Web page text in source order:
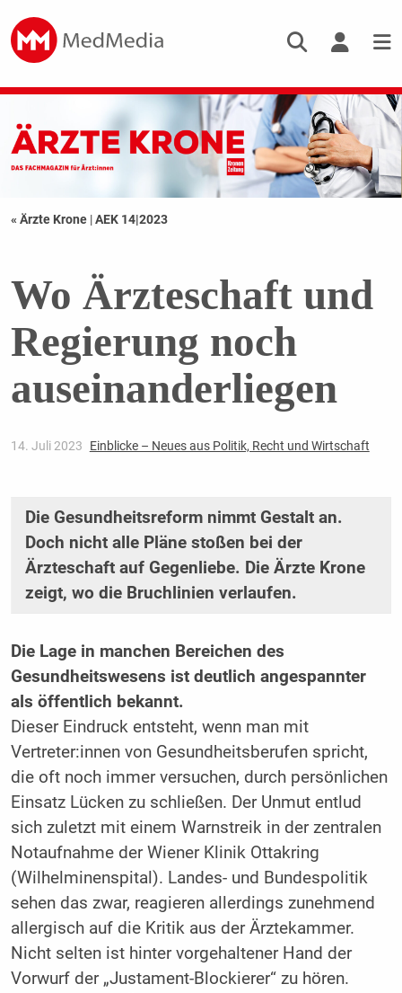
« Ärzte Krone |AEK 14|2023
Wo Ärzteschaft und
Regierung noch
auseinanderliegen
14. Juli 2023 Einblicke – Neues aus Politik, Recht und Wirtschaft
Die Gesundheitsreform nimmt Gestalt an.
Doch nicht alle Pläne stoßen bei der
Ärzteschaft auf Gegenliebe. Die Ärzte Krone
zeigt, wo die Bruchlinien verlaufen.
Die Lage in manchen Bereichen des
Gesundheitswesens ist deutlich angespannter
als öffentlich bekannt.
Dieser Eindruck entsteht, wenn man mit
Vertreter:innen von Gesundheitsberufen spricht,
die oft noch immer versuchen, durch persönlichen
Einsatz Lücken zu schließen. Der Unmut entlud
sich zuletzt mit einem Warnstreik in der zentralen
Notaufnahme der Wiener Klinik Ottakring
(Wilhelminenspital). Landes- und Bundespolitik
sehen das zwar, reagieren allerdings zunehmend
allergisch auf die Kritik aus der Ärztekammer.
Nicht selten ist hinter vorgehaltener Hand der
Vorwurf der „Justament-Blockierer“ zu hören.